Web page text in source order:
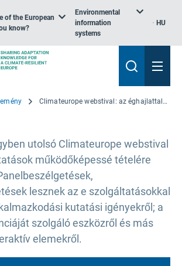
of the European
know?
Environmental
information
systems
HU
Climateurope webstival: az éghajlattal kapcsolatos szolgáltatások működőképessé tétele
utolsó Climateurope webstival
működőképessé tételére
lesznek az e szolgáltatásokkal
kutatási igényekről; a
szolgáló eszközről és más
elemekről.